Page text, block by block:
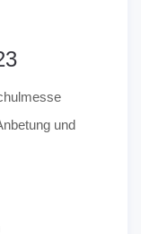
und